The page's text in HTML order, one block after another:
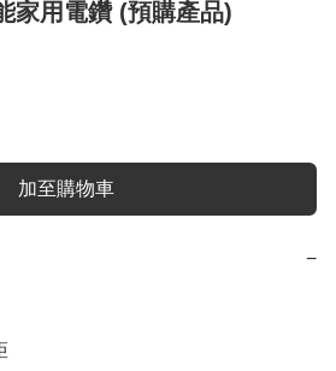
家用電鑽 (預購產品)
加至購物車
−